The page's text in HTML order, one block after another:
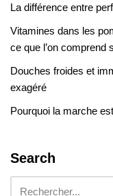
La différence entre
Vitamines dans les
ce que l’on comprend
Douches froides et
exagéré
Pourquoi la marche
Search